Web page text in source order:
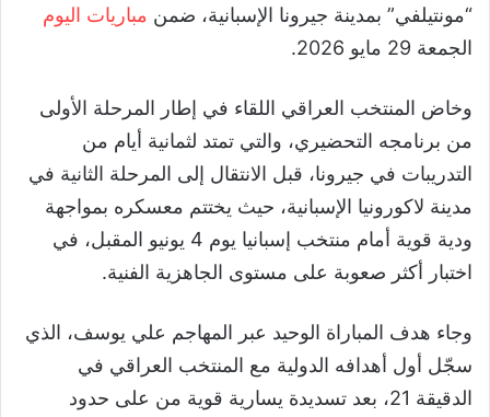
“مونتيلفي” بمدينة جيرونا الإسبانية، ضمن مباريات اليوم
الجمعة 29 مايو 2026.
وخاض المنتخب العراقي اللقاء في إطار المرحلة الأولى
من برنامجه التحضيري، والتي تمتد لثمانية أيام من
التدريبات في جيرونا، قبل الانتقال إلى المرحلة الثانية في
مدينة لاكورونيا الإسبانية، حيث يختتم معسكره بمواجهة
ودية قوية أمام منتخب إسبانيا يوم 4 يونيو المقبل، في
اختبار أكثر صعوبة على مستوى الجاهزية الفنية.
وجاء هدف المباراة الوحيد عبر المهاجم علي يوسف، الذي
سجّل أول أهدافه الدولية مع المنتخب العراقي في
الدقيقة 21، بعد تسديدة يسارية قوية من على حدود